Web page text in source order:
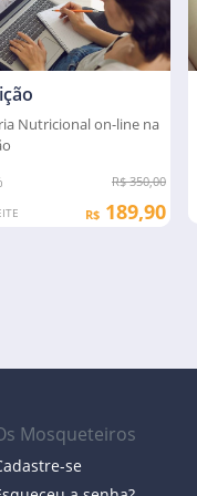
Nutricional on-line na
R$ 350,00
R$ 189,90
Mosqueteiros
se